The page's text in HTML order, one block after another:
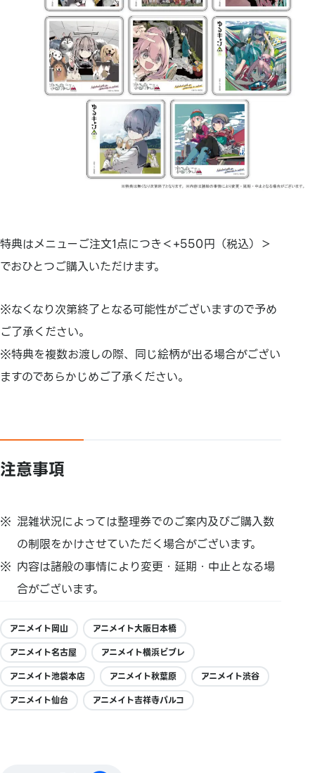
特典はメニューご注文1点につき＜+550円（税込）＞
でおひとつご購入いただけます。
※なくなり次第終了となる可能性がございますので予め
ご了承ください。
※特典を複数お渡しの際、同じ絵柄が出る場合がござい
ますのであらかじめご了承ください。
注意事項
混雑状況によっては整理券でのご案内及びご購入数
の制限をかけさせていただく場合がございます。
内容は諸般の事情により変更・延期・中止となる場
合がございます。
アニメイト岡山
アニメイト大阪日本橋
アニメイト名古屋
アニメイト横浜ビブレ
アニメイト池袋本店
アニメイト秋葉原
アニメイト渋谷
アニメイト仙台
アニメイト吉祥寺パルコ